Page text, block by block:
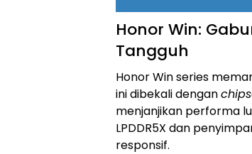
Honor Win:
Tangguh
Honor Win series
ini dibekali dengan
menjanjikan performa
LPDDR5X dan
responsif.